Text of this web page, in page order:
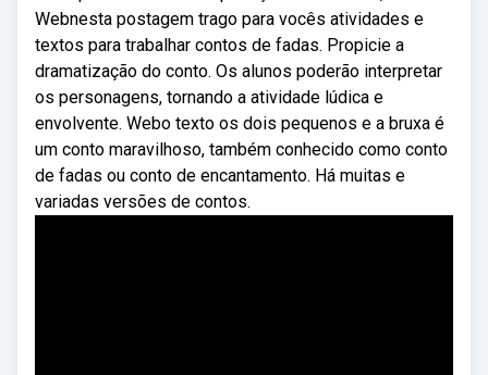
Webnesta postagem trago para vocês atividades e
textos para trabalhar contos de fadas. Propicie a
dramatização do conto. Os alunos poderão interpretar
os personagens, tornando a atividade lúdica e
envolvente. Webo texto os dois pequenos e a bruxa é
um conto maravilhoso, também conhecido como conto
de fadas ou conto de encantamento. Há muitas e
variadas versões de contos.